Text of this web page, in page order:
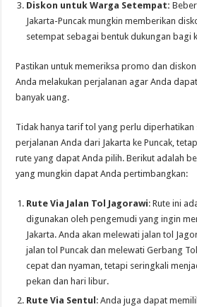
Diskon untuk Warga Setempat:
Jakarta-Puncak mungkin memberikan
setempat sebagai bentuk dukungan bagi
Pastikan untuk memeriksa promo dan
Anda melakukan perjalanan agar Anda
banyak uang.
Tidak hanya tarif tol yang perlu diperhatikan
perjalanan Anda dari Jakarta ke Puncak,
rute yang dapat Anda pilih. Berikut adalah
yang mungkin dapat Anda pertimbangkan:
Rute Via Jalan Tol Jagorawi: Rute ini
digunakan oleh pengemudi yang ingin
Jakarta. Anda akan melewati jalan tol
jalan tol Puncak dan melewati Gerbang
cepat dan nyaman, tetapi seringkali
pekan dan hari libur.
Rute Via Sentul : Anda juga dapat